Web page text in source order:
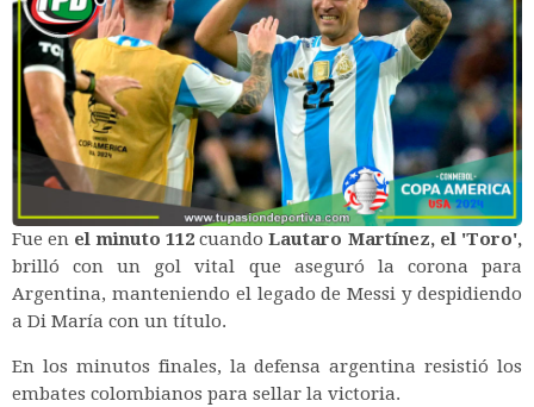
Fue en el minuto 112cuandoLautaro Martínez, el 'Toro',
brilló con un gol vital que aseguró la corona para
Argentina, manteniendo el legado de Messi y despidiendo
a Di María con un título.
En los minutos finales, la defensa argentina resistió los
embates colombianos para sellar la victoria.